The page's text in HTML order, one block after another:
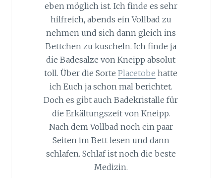
eben möglich ist. Ich finde es sehr
hilfreich, abends ein Vollbad zu
nehmen und sich dann gleich ins
Bettchen zu kuscheln. Ich finde ja
die Badesalze von Kneipp absolut
toll. Über die SortePlacetobe hatte
ich Euch ja schon mal berichtet.
Doch es gibt auch Badekristalle für
die Erkältungszeit von Kneipp.
Nach dem Vollbad noch ein paar
Seiten im Bett lesen und dann
schlafen. Schlaf ist noch die beste
Medizin.